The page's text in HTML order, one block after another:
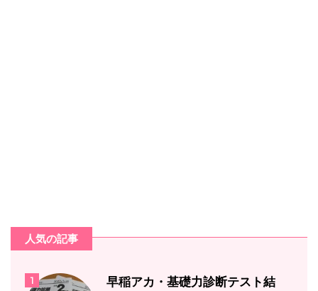
人気の記事
1
早稲アカ・基礎力診断テスト結